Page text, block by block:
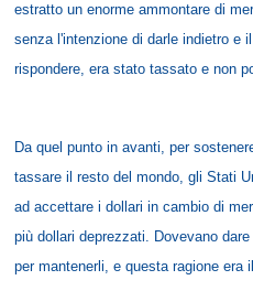
estratto un enorme ammontare di
senza l'intenzione di darle indietro e
rispondere, era stato tassato e non
Da quel punto in avanti, per
tassare il resto del mondo, gli Stati
ad accettare i dollari in cambio di
più dollari deprezzati. Dovevano
per mantenerli, e questa ragione era il